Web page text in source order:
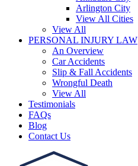
Arlington City
View All Cities
View All
PERSONAL INJURY LAW
An Overview
Car Accidents
Slip & Fall Accidents
Wrongful Death
View All
Testimonials
FAQs
Blog
Contact Us